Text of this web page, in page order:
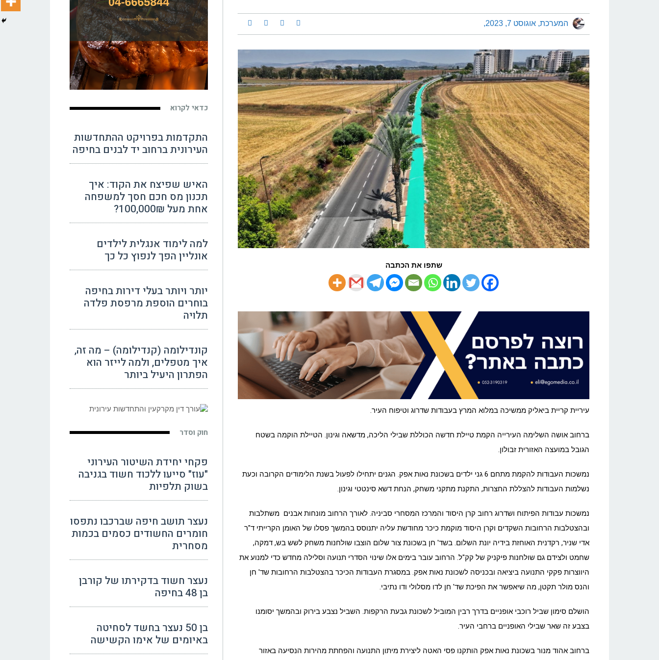
המערכת אוגוסט 7, 2023
שתפו את הכתבה
עיריית קריית ביאליק ממשיכה במלוא המרץ בעבודות שדרוג וטיפוח העיר.
ברחוב אושה השלימה העירייה הקמת טיילת חדשה הכוללת שבילי הליכה, מדשאה וגינון. הטיילת הוקמה בשטח
הגובל במועצה האזורית זבולון.
נמשכות העבודות להקמת מתחם 6 גני ילדים בשכונת נאות אפק. הגנים יתחילו לפעול בשנת הלימודים הקרובה וכעת
נשלמות העבודות להצללת החצרות, התקנת מתקני משחק, הנחת דשא סינטטי וגינון.
נמשכות עבודות הפיתוח ושדרוג רחוב קרן היסוד והמרכז המסחרי סביניה. לאורך הרחוב מונחות אבנים משתלבות
ובהצטלבות הרחובות השקדים וקרן היסוד מוקמת כיכר מחודשת עליה יתנוסס בהמשך פסלו של האומן הקרייתי ד"ר
אדי שניר, רקדנית האוחזת בידיה יונת השלום. בשד' חן בשכונת צור שלום הוצבו שולחנות משחק לשש בש, דמקה,
שחמט ולצידם גם שולחנות פיקניק של קק"ל. הרחוב עובר בימים אלו שינוי הסדרי תנועה וסלילה מחדש כדי למנוע את
היווצרות פקקי התנועה ביציאה ובכניסה לשכונת נאות אפק. במסגרת העבודות הכיכר בהצטלבות הרחובות שד' חן
והנס מולר תקטן, מה שיאפשר את הפיכת שד' חן לדו מסלולי ודו נתיבי.
הושלם סימון שביל רוכבי אופניים בדרך רבין המוביל לשכונת גבעת הרקפות. השביל נצבע בירוק ובהמשך יסומנו
בצבע זה שאר שבילי האופניים ברחבי העיר.
ברחוב אהוד מנור בשכונת נאות אפק הותקנו פסי האטה ליצירת מיתון התנועה והפחתת מהירות הנסיעה באזור
כדאי לקרוא
התקדמות בפרויקט ההתחדשות
העירונית ברחוב יד לבנים בחיפה
האיש שפיצח את הקוד: איך
תכנון מס חכם חסך למשפחה
אחת מעל 100,000₪?
למה לימוד אנגלית לילדים
אונליין הפך לנפוץ כל כך
יותר ויותר בעלי דירות בחיפה
בוחרים הוספת מרפסת פלדה
תלויה
קונדילומה (קנדילומה) – מה זה,
איך מטפלים, ולמה לייזר הוא
הפתרון היעיל ביותר
חוק וסדר
פקחי יחידת השיטור העירוני
"עוז" סייעו ללכוד חשוד בגניבה
בשוק תלפיות
נעצר תושב חיפה שברכבו נתפסו
חומרים החשודים כסמים בכמות
מסחרית
נעצר חשוד בדקירתו של קורבן
בן 48 בחיפה
בן 50 נעצר בחשד לסחיטה
באיומים של אימו הקשישה